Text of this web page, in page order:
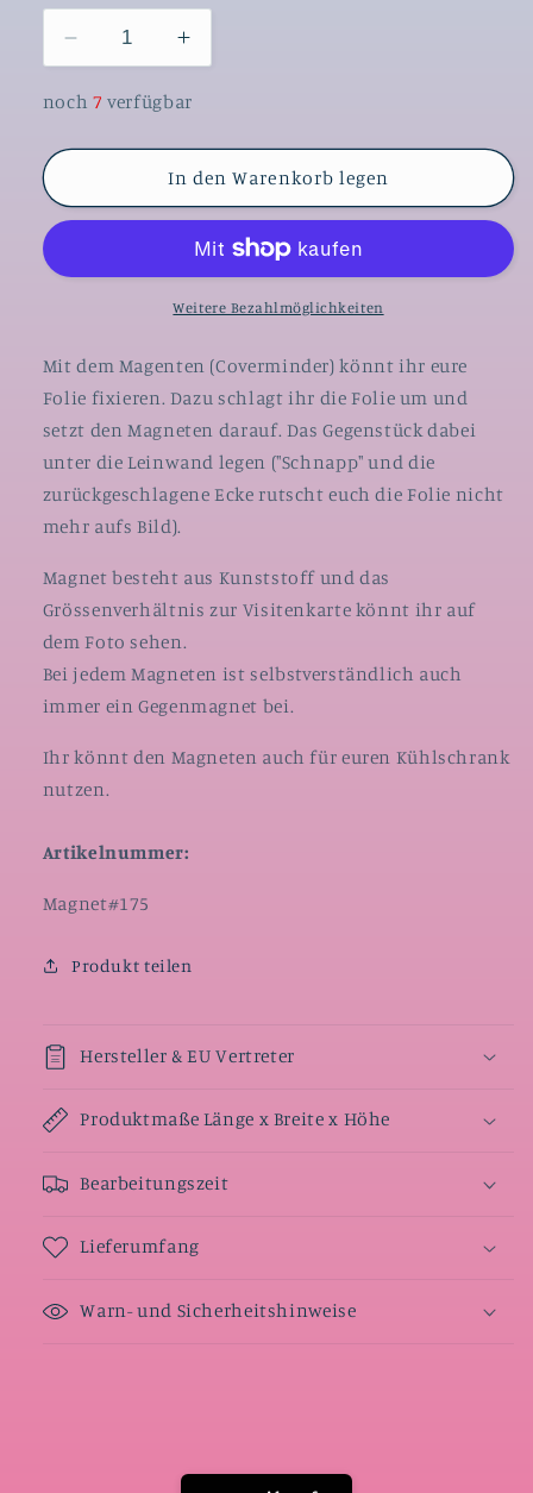
Verringere
die
Menge
Magnet
Minder
Überraschungs
Erhöhe
die
Menge
Magnet
Cover
Minder
Überraschungs
Einhorn
noch 7 verfügbar
In den Warenkorb legen
Weitere Bezahlmöglichkeiten
Mit dem Magenten (Coverminder) könnt ihr eure
Folie fixieren. Dazu schlagt ihr die Folie um und
setzt den Magneten darauf. Das Gegenstück dabei
unter die Leinwand legen ("Schnapp" und die
zurückgeschlagene Ecke rutscht euch die Folie nicht
mehr aufs Bild).
Magnet besteht aus Kunststoff und das
Grössenverhältnis zur Visitenkarte könnt ihr auf
dem Foto sehen.
Bei jedem Magneten ist selbstverständlich auch
immer ein Gegenmagnet bei.
Ihr könnt den Magneten auch für euren Kühlschrank
nutzen.
Artikelnummer:
SKU:
Magnet#175
Produkt teilen
Hersteller & EU Vertreter
Produktmaße Länge x Breite x Höhe
Bearbeitungszeit
Lieferumfang
Warn- und Sicherheitshinweise